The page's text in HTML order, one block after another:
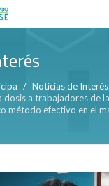
Noticias de Interés
dosis a trabajadores de
método efectivo en el